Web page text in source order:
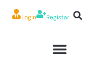
Login Registar